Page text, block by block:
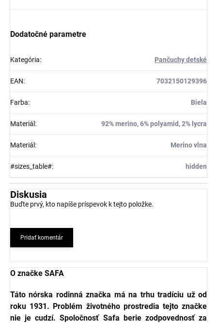
Dodatočné parametre
Kategória: Pančuchy detské
EAN: 7032150129396
Farba: Biela
Materiál : 92% merino, 6% polyamid, 2% lycra
Materiál : Merino vlna
#sizes_table#: hidden
Diskusia
Buďte prvý, kto napíše príspevok k tejto položke.
Pridať komentár
O značke SAFA
Táto nórska rodinná značka má na trhu tradíciu už od
roku 1931. Problém životného prostredia tejto značke
nie je cudzí. Spoločnosť Safa berie zodpovednosť za